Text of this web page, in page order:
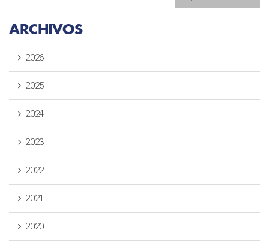
ARCHIVOS
2026
2025
2024
2023
2022
2021
2020